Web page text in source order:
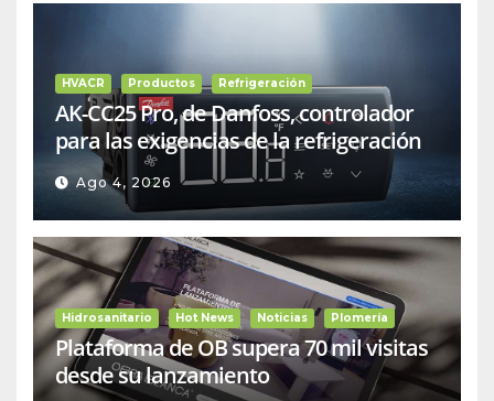
HVACR Productos Refrigeración
AK-CC25 Pro, de Danfoss, controlador
para las exigencias de la refrigeración
comercial
Ago 4, 2026
Hidrosanitario Hot News Noticias Plomería
Plataforma de OB supera 70 mil visitas
desde su lanzamiento